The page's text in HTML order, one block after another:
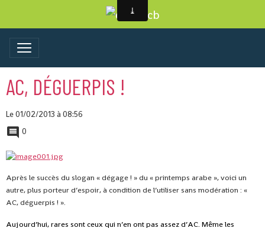
AC, DÉGUERPIS !
Le 01/02/2013 à 08:56
0
Après le succès du slogan « dégage ! » du « printemps arabe », voici un
autre, plus porteur d’espoir, à condition de l’utiliser sans modération : «
AC, déguerpis ! ».
Aujourd’hui, rares sont ceux qui n’en ont pas assez d’AC. Même les